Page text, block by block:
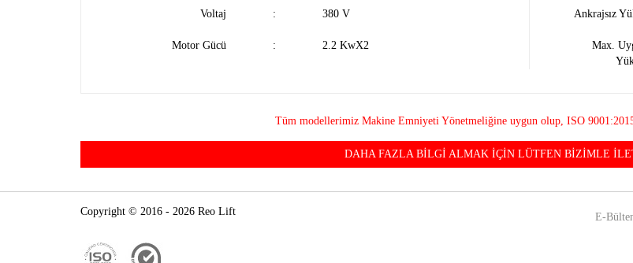
Voltaj : 380 V
Motor Gücü : 2.2 KwX2
Ankrajsız
Max.
Tüm modellerimiz Makine Emniyeti Yönetmeliğine uygun olup, ISO
DAHA FAZLA BİLGİ ALMAK İÇİN LÜTFEN BİZİMLE
Copyright © 2016 - 2026 Reo Lift E-